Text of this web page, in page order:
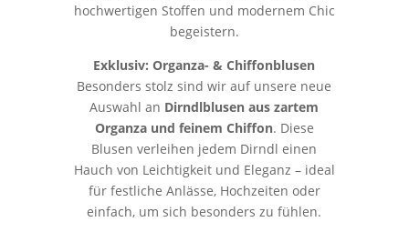
hochwertigen Stoffen und modernem Chic
begeistern.
Exklusiv: Organza- & Chiffonblusen
Besonders stolz sind wir auf unsere neue
Auswahl an Dirndlblusen aus zartem
Organza und feinem Chiffon. Diese
Blusen verleihen jedem Dirndl einen
Hauch von Leichtigkeit und Eleganz – ideal
für festliche Anlässe, Hochzeiten oder
einfach, um sich besonders zu fühlen.